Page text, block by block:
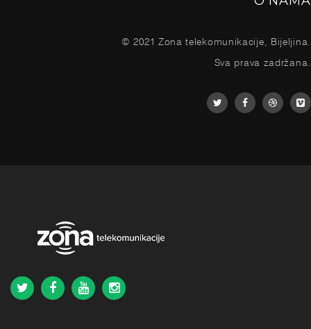
© 2021 Zona telekomunikacije, Bijeljina.
Sva prava zadržana.